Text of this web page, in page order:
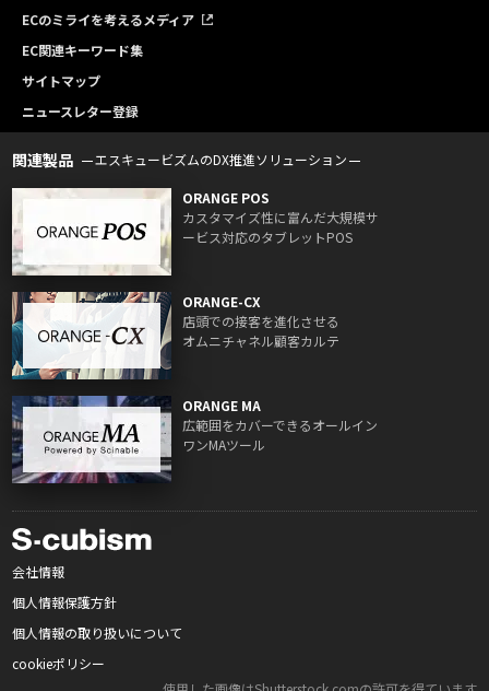
ECのミライを考えるメディア
EC関連キーワード集
サイトマップ
ニュースレター登録
関連製品 エスキュービズムのDX推進ソリューション
ORANGE POS
カスタマイズ性に富んだ大規模サ
ービス対応のタブレットPOS
ORANGE-CX
店頭での接客を進化させる
オムニチャネル顧客カルテ
ORANGE MA
広範囲をカバーできるオールイン
ワンMAツール
会社情報
個人情報保護方針
個人情報の取り扱いについて
cookieポリシー